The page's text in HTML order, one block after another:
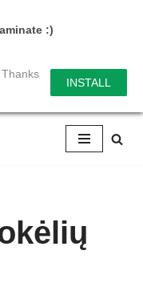
:)
Thanks
INSTALL